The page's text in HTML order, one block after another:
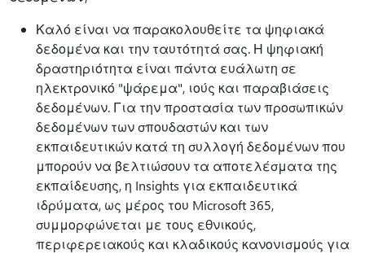
Καλό είναι να παρακολουθείτε τα ψηφιακά
δεδομένα και την ταυτότητά σας. Η ψηφιακή
δραστηριότητα είναι πάντα ευάλωτη σε
ηλεκτρονικό "ψάρεμα", ιούς και παραβιάσεις
δεδομένων. Για την προστασία των προσωπικών
δεδομένων των σπουδαστών και των
εκπαιδευτικών κατά τη συλλογή δεδομένων που
μπορούν να βελτιώσουν τα αποτελέσματα της
εκπαίδευσης, η Insights για εκπαιδευτικά
ιδρύματα, ως μέρος του Microsoft 365,
συμμορφώνεται με τους εθνικούς,
περιφερειακούς και κλαδικούς κανονισμούς για